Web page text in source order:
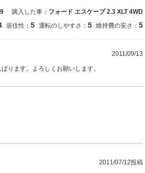
購入した車： フォード エスケープ 2.3 XLT 4WD
居住性： 5 運転のしやすさ： 5 維持費の安さ： 5
2011/09/13
ります。よろしくお願いします。
2011/07/12投稿